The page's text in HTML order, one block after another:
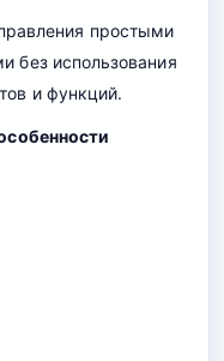
простыми
без использования
и функций.